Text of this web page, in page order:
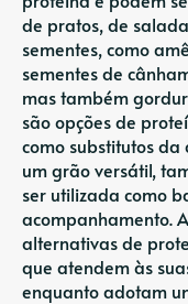
de pratos, de
sementes, como
sementes de
mas também
são opções de
como substitutos da
um grão versátil,
ser utilizada como
acompanhamento.
alternativas de
que atendem às
enquanto adotam